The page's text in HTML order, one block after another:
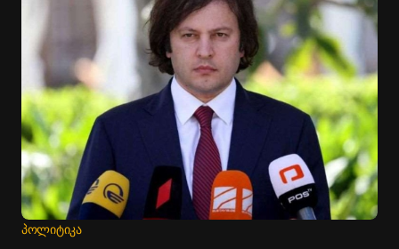
ᲞᲝᲚᲘᲢᲘᲙᲐ